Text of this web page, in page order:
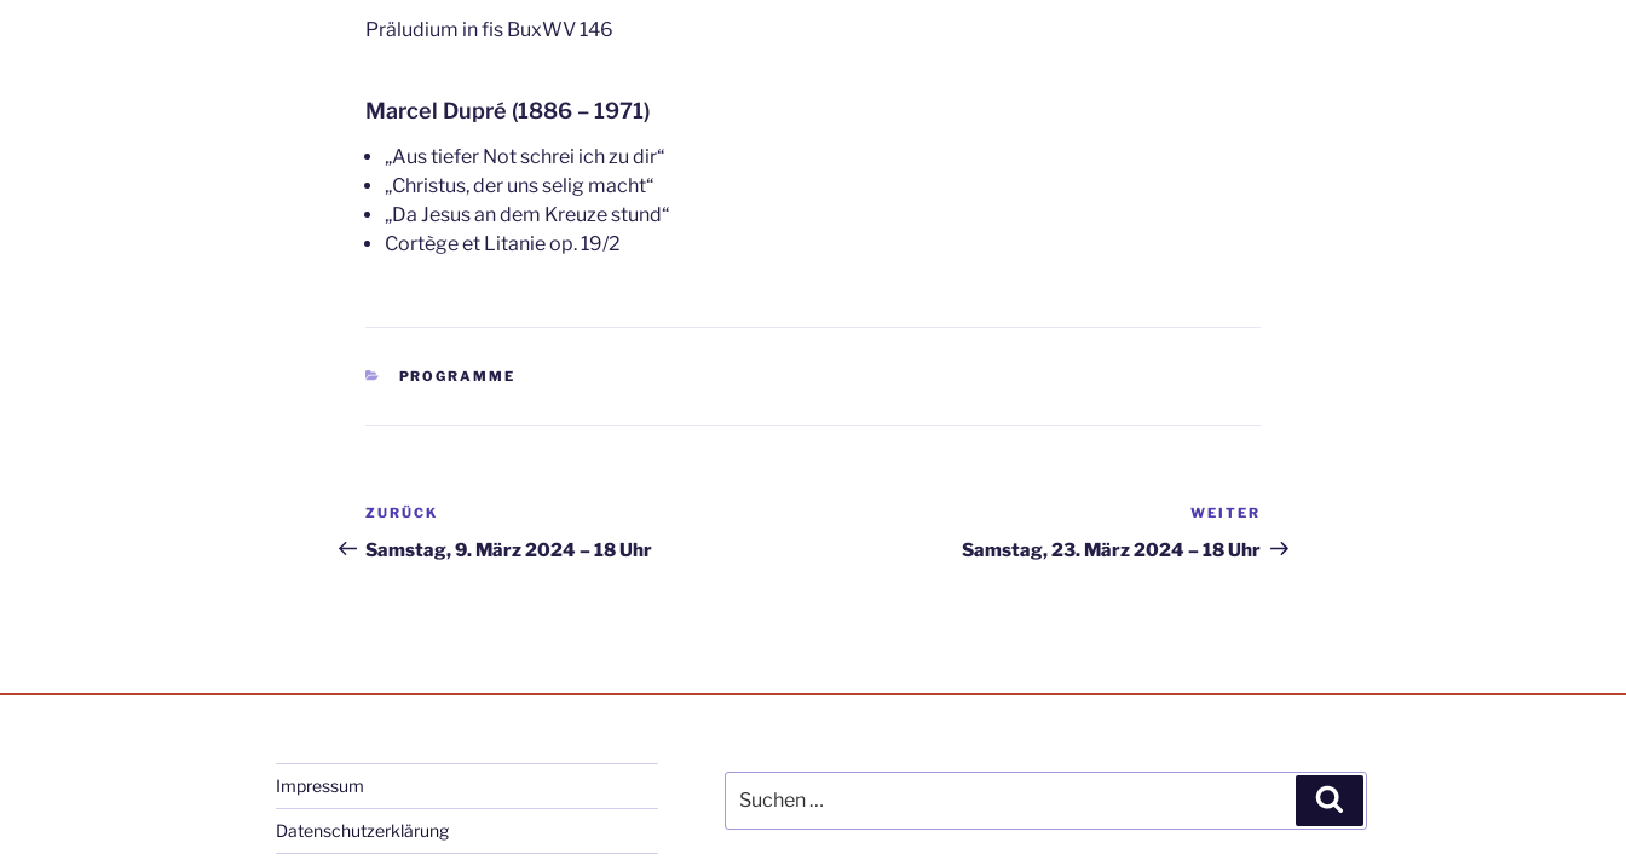
Präludium in fis BuxWV 146
Marcel Dupré (1886 – 1971)
„Aus tiefer Not schrei ich zu dir“
„Christus, der uns selig macht“
„Da Jesus an dem Kreuze stund“
Cortège et Litanie op. 19/2
KATEGORIEN
PROGRAMME
Beitragsnavigation
Vorheriger
Beitrag
ZURÜCK
Samstag, 9. März 2024 – 18 Uhr
Beitrag
WEITER
Samstag, 23. März 2024 – 18 Uhr
Impressum
Datenschutzerklärung
nach: